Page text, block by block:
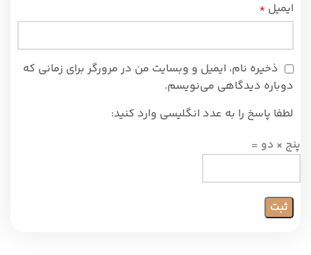
ایمیل *
ذخیره نام، ایمیل و وبسایت من در مرورگر برای زمانی که
دوباره دیدگاهی می‌نویسم.
لطفا پاسخ را به عدد انگلیسی وارد کنید:
پنج × دو =